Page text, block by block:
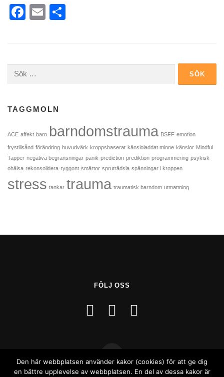
Facebook
Email
efter:
TAGGMOLN
ACE affekt barn barndomstrauma BSFF emotion
frystillsånd förändring huvudvärk kroppsbaserat känsloladdat minne känslor Mindful
Tapper negativa begränsningar panik prediction prediktion programmering psykisk
ohälsa rekonsolidera ryggont smärtor spruträdsla spänningar i kroppen
stress tankar trauma traumatisk barndom utmattning
FÖLJ OSS
Den här webbplatsen använder kakor (cookies) för att ge dig
en bättre upplevelse av webbplatsen. En del av dessa kakor är